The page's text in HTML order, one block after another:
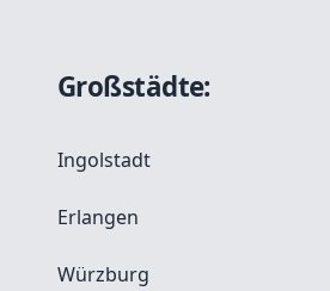
Großstädte:
Ingolstadt
Erlangen
Würzburg